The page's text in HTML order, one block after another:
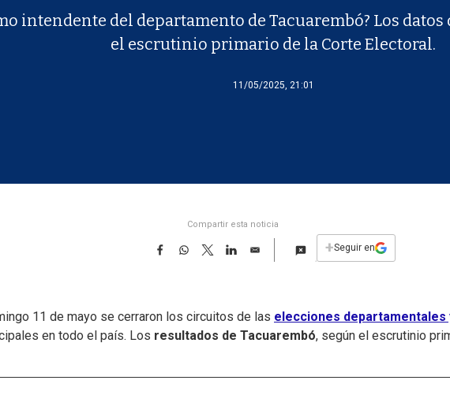
intendente del departamento de Tacuarembó? Los
el escrutinio primario de la Corte Electoral.
11/05/2025, 21:01
Compartir esta noticia
F
b
o
o
W
A
p
T
w
t
e
r
L
d
I
E
l
+Seguir en
11 de mayo se cerraron los circuitos de las elecciones departamentales
en todo el país. Los resultados de Tacuarembó, según el escrutinio